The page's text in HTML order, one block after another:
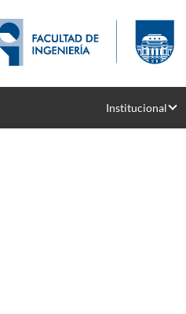
Institucional